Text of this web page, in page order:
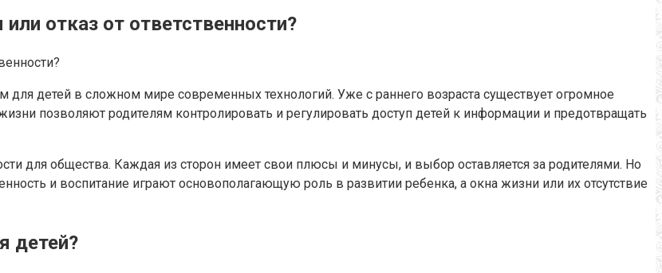
отказ от ответственности?
детей в сложном мире современных технологий. Уже с раннего возраста существует огромное
позволяют родителям контролировать и регулировать доступ детей к информации и предотвращать
для общества. Каждая из сторон имеет свои плюсы и минусы, и выбор оставляется за родителями. Но
и воспитание играют основополагающую роль в развитии ребенка, а окна жизни или их отсутствие
детей?